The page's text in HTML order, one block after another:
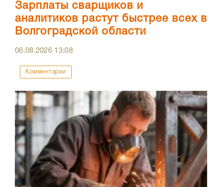
Зарплаты сварщиков и
аналитиков растут быстрее всех в
Волгоградской области
06.08.2026 13:08
Комментарии